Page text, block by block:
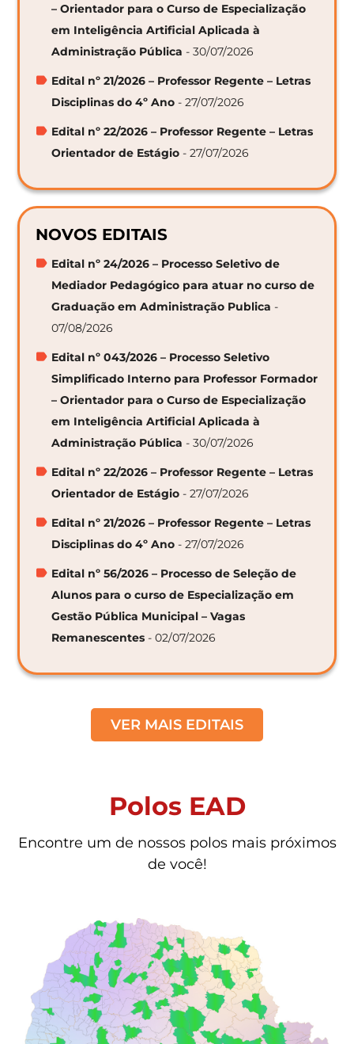
– Orientador para o Curso de Especialização
em Inteligência Artificial Aplicada à
Administração Pública - 30/07/2026
Edital nº 21/2026 – Professor Regente – Letras
Disciplinas do 4º Ano - 27/07/2026
Edital nº 22/2026 – Professor Regente – Letras
Orientador de Estágio - 27/07/2026
NOVOS EDITAIS
Edital nº 24/2026 – Processo Seletivo de
Mediador Pedagógico para atuar no curso de
Graduação em Administração Publica -
07/08/2026
Edital nº 043/2026 – Processo Seletivo
Simplificado Interno para Professor Formador
– Orientador para o Curso de Especialização
em Inteligência Artificial Aplicada à
Administração Pública - 30/07/2026
Edital nº 22/2026 – Professor Regente – Letras
Orientador de Estágio - 27/07/2026
Edital nº 21/2026 – Professor Regente – Letras
Disciplinas do 4º Ano - 27/07/2026
Edital nº 56/2026 – Processo de Seleção de
Alunos para o curso de Especialização em
Gestão Pública Municipal – Vagas
Remanescentes - 02/07/2026
VER MAIS EDITAIS
Polos EAD
Encontre um de nossos polos mais próximos
de você!